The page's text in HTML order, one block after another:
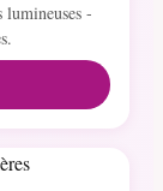
lumineuses -